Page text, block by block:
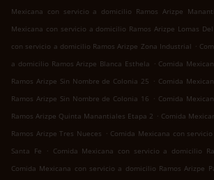
Mexicana con servicio a domicilio Ramos Arizpe
Mexicana con servicio a domicilio Ramos Arizpe Lomas
con servicio a domicilio Ramos Arizpe Zona Industrial .
a domicilio Ramos Arizpe Blanca Esthela . Comida
Ramos Arizpe Sin Nombre de Colonia 25 . Comida
Ramos Arizpe Sin Nombre de Colonia 16 . Comida
Ramos Arizpe Quinta Manantiales Etapa 2 . Comida
Ramos Arizpe Tres Nueces . Comida Mexicana con
Santa Fe
. Comida Mexicana con servicio a domicilio
Comida Mexicana con servicio a domicilio Ramos Arizpe